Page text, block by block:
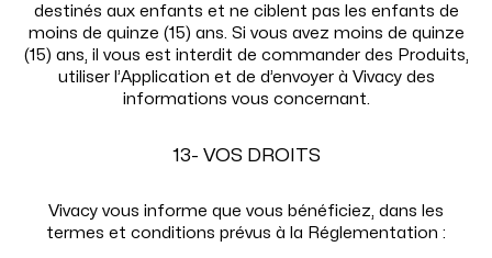
destinés aux enfants et ne ciblent pas les enfants de
moins de quinze (15) ans. Si vous avez moins de quinze
(15) ans, il vous est interdit de commander des Produits,
utiliser l’Application et de d’envoyer à Vivacy des
informations vous concernant.
13- VOS DROITS
Vivacy vous informe que vous bénéficiez, dans les
termes et conditions prévus à la Réglementation :